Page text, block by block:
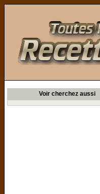
Voir cherchez aussi